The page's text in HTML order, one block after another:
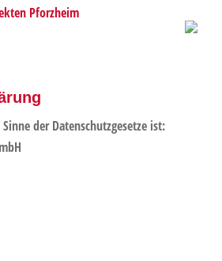
der Datenschutzgesetze ist: